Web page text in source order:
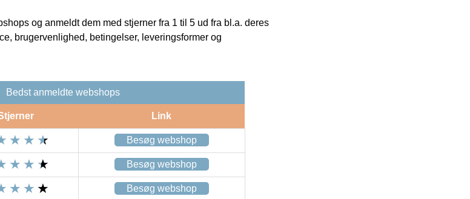
og anmeldt dem med stjerner fra 1 til 5 ud fra bl.a. deres
brugervenlighed, betingelser, leveringsformer og
Bedst anmeldte webshops
Link
Besøg webshop
Besøg webshop
Besøg webshop